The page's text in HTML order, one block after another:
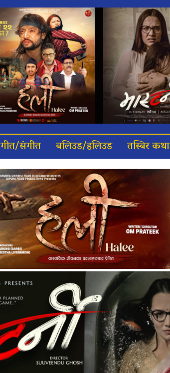
गीत/संगीत बलिउड/हलिउड तस्बिर कथा